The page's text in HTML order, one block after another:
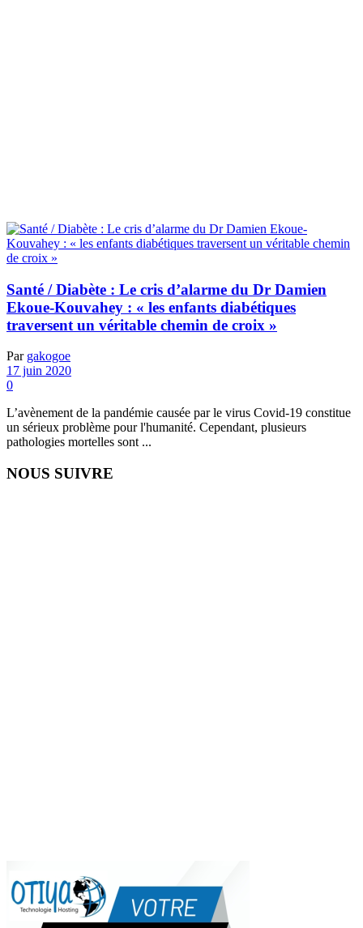
Santé / Diabète : Le cris d’alarme du Dr Damien
Ekoue-Kouvahey : « les enfants diabétiques
traversent un véritable chemin de croix »
Par gakogoe
17 juin 2020
0
L’avènement de la pandémie causée par le virus Covid-19 constitue
un sérieux problème pour l'humanité. Cependant, plusieurs
pathologies mortelles sont ...
NOUS SUIVRE